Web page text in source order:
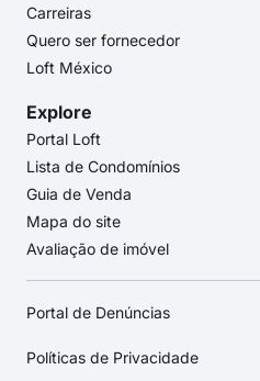
Carreiras
Quero ser fornecedor
Loft México
Explore
Portal Loft
Lista de Condomínios
Guia de Venda
Mapa do site
Avaliação de imóvel
Portal de Denúncias
Políticas de Privacidade